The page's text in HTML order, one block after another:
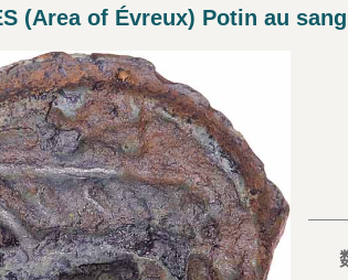
(Area of Évreux) Potin au